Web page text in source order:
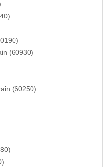
(60930)
(60250)